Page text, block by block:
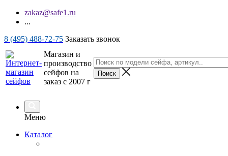
zakaz@safe1.ru
...
8 (495) 488-72-75 Заказать звонок
Магазин и
производство
сейфов на
заказ с 2007 г
Меню
Каталог